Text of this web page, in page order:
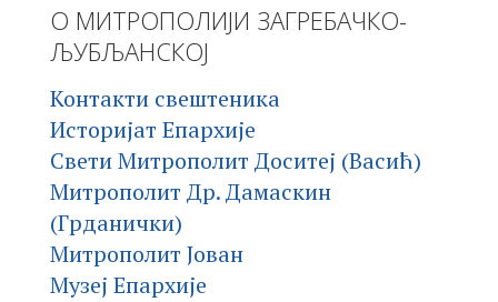
О МИТРОПОЛИЈИ ЗАГРЕБАЧКО-
ЉУБЉАНСКОЈ
Контакти свештеника
Историјат Епархије
Свети Митрополит Доситеј (Васић)
Митрополит Др. Дамаскин
(Грданички)
Митрополит Јован
Музеј Епархије